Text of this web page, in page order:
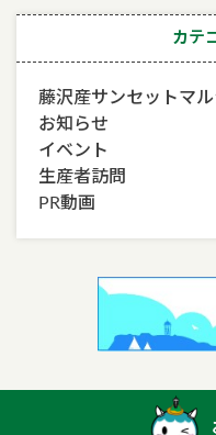
カテ
藤沢産サンセットマル
お知らせ
イベント
生産者訪問
PR動画